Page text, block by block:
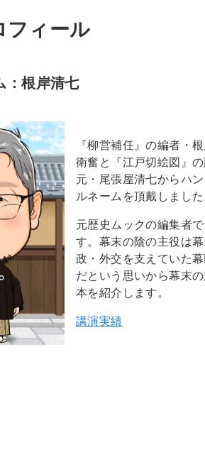
フィール
：根岸清七
『柳営補任』の編者・
衛奮と『江戸切絵図』
元・尾張屋清七からハ
ルネームを頂戴しまし
元歴史ムックの編集者で
す。幕末の陰の主役は幕
政・外交を支えていた
だという思いから幕末
本を紹介します。
講演実績